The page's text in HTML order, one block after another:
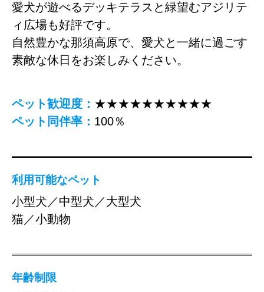
愛犬が遊べるデッキテラスと緑望むアジリテ
ィ広場も好評です。
自然豊かな那須高原で、愛犬と一緒に過ごす
素敵な休日をお楽しみください。
ペット歓迎度： ★★★★★★★★★★
ペット同伴率： 100％
利用可能なペット
小型犬／中型犬／大型犬
猫／小動物
年齢制限